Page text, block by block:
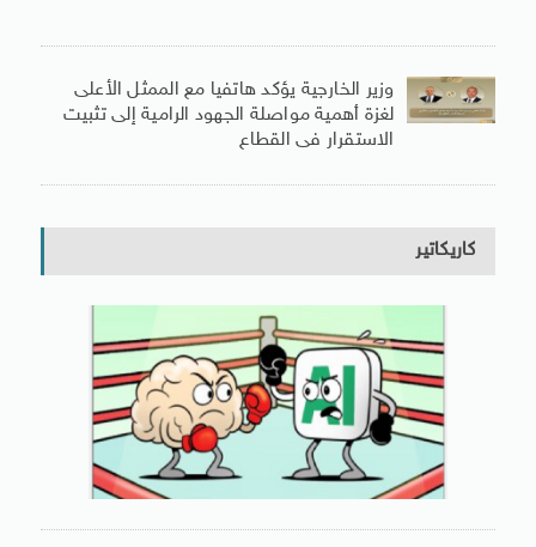
وزير الخارجية يؤكد هاتفيا مع الممثل الأعلى
لغزة أهمية مواصلة الجهود الرامية إلى تثبيت
الاستقرار فى القطاع
كاريكاتير